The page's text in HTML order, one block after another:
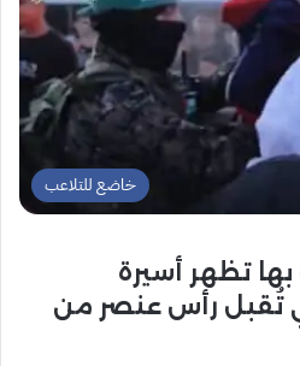
خاضع للتلاعب
تظهر أسيرة
تُقبل رأس عنصر من